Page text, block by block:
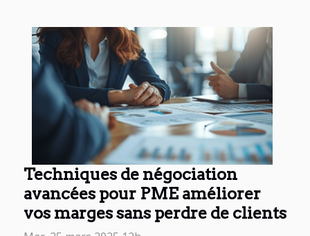
Techniques de négociation
avancées pour PME améliorer
vos marges sans perdre de clients